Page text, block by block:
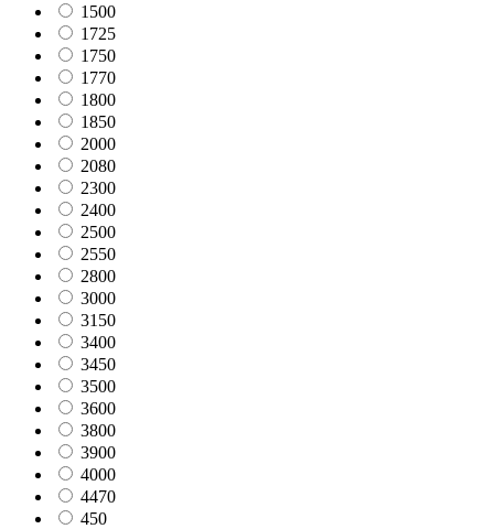
1500
1725
1750
1770
1800
1850
2000
2080
2300
2400
2500
2550
2800
3000
3150
3400
3450
3500
3600
3800
3900
4000
4470
450